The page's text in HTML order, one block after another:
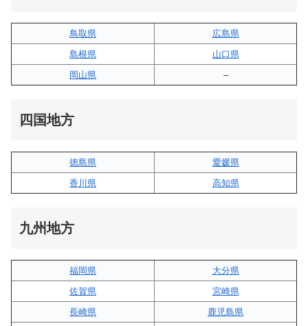
鳥取県
広島県
島根県
山口県
岡山県
–
四国地方
徳島県
愛媛県
香川県
高知県
九州地方
福岡県
大分県
佐賀県
宮崎県
長崎県
鹿児島県